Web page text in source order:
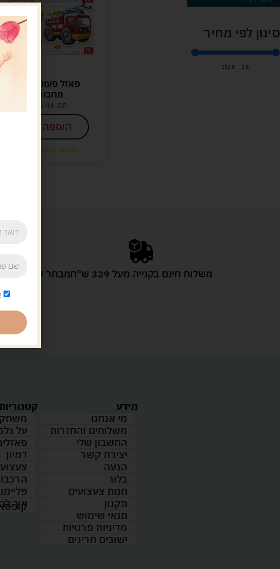
סינון לפי מחיר
₪
2
—
₪
252
פאזל פעוטות כלי
תחבורה
46.00 ש"ח
הוספה לסל
נשארו במלאי רק 1
משלוח חינם בקנייה מעל 329 ש"ח מבחר ענק של
מידע
מי אנחנו
משלוחים והחזרות
החשבון שלי
יצירת קשר
הגעה
בלוג
חנות צעצועים
תקנון
תנאי שימוש
מדיניות פרטיות
ישובים חריגים
קטגוריות
על
דמיון
איך